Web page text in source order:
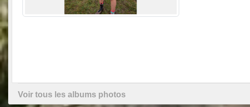
Voir tous les albums photos